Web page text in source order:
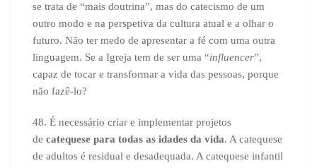
se trata de “mais doutrina”, mas do catecismo de um
outro modo e na perspetiva da cultura atual e a olhar o
futuro. Não ter medo de apresentar a fé com uma outra
linguagem. Se a Igreja tem de ser uma “influencer”,
capaz de tocar e transformar a vida das pessoas, porque
não fazê-lo?
48. É necessário criar e implementar projetos
de catequese para todas as idades da vida. A catequese
de adultos é residual e desadequada. A catequese infantil